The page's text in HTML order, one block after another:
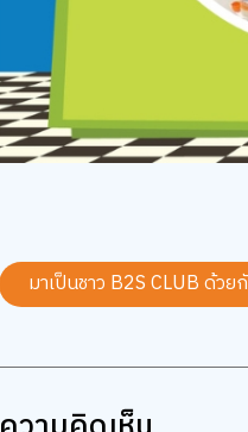
มาเป็นชาว B2S CLUB ด้ว